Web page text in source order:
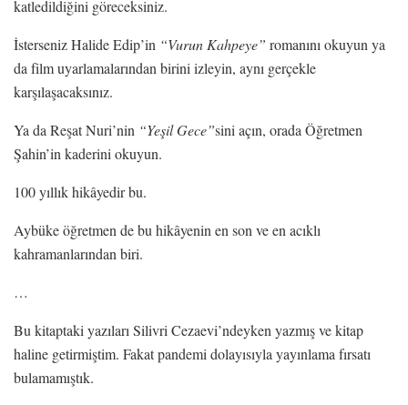
katledildiğini göreceksiniz.
İsterseniz Halide Edip’in “Vurun Kahpeye” romanını okuyun ya
da film uyarlamalarından birini izleyin, aynı gerçekle
karşılaşacaksınız.
Ya da Reşat Nuri’nin “Yeşil Gece”sini açın, orada Öğretmen
Şahin’in kaderini okuyun.
100 yıllık hikâyedir bu.
Aybüke öğretmen de bu hikâyenin en son ve en acıklı
kahramanlarından biri.
…
Bu kitaptaki yazıları Silivri Cezaevi’ndeyken yazmış ve kitap
haline getirmiştim. Fakat pandemi dolayısıyla yayınlama fırsatı
bulamamıştık.